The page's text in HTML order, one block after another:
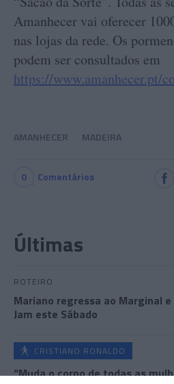
Amanhecer vai oferecer
nas lojas da rede. Os
podem ser consultados em
https://www.amanhecer.pt/
AMANHECER MADEIRA
0 Comentários
Últimas
ROTEIRO
Mariano regressa ao Marginal
Jam este Sábado
CRISTIANO RONALDO
“Muda o corpo de todas as